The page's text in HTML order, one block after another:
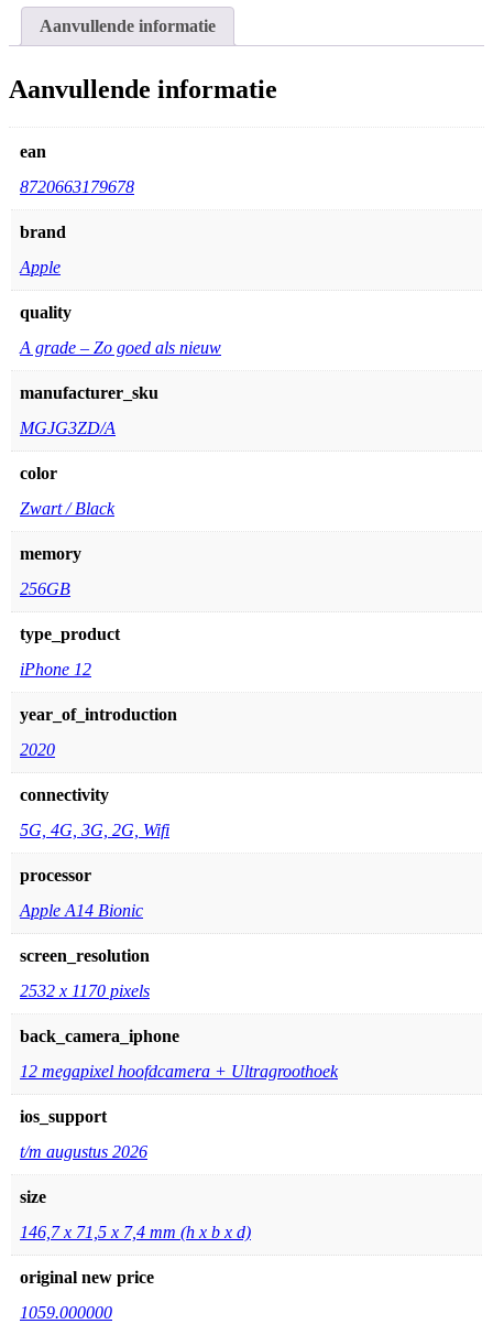
Aanvullende informatie
Aanvullende informatie
ean
8720663179678
brand
Apple
quality
A grade – Zo goed als nieuw
manufacturer_sku
MGJG3ZD/A
color
Zwart / Black
memory
256GB
type_product
iPhone 12
year_of_introduction
2020
connectivity
5G, 4G, 3G, 2G, Wifi
processor
Apple A14 Bionic
screen_resolution
2532 x 1170 pixels
back_camera_iphone
12 megapixel hoofdcamera + Ultragroothoek
ios_support
t/m augustus 2026
size
146,7 x 71,5 x 7,4 mm (h x b x d)
original new price
1059.000000